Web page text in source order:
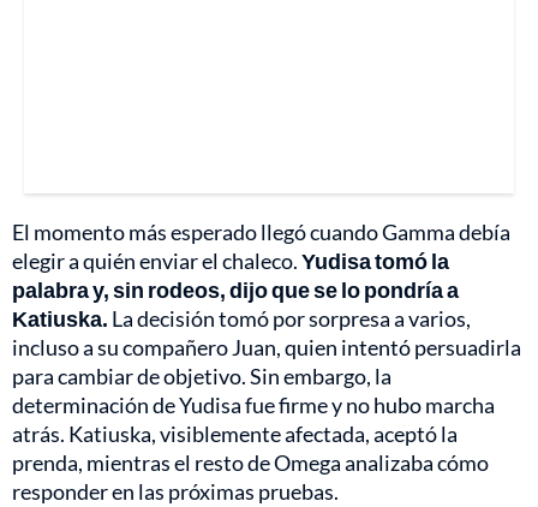
El momento más esperado llegó cuando Gamma debía
elegir a quién enviar el chaleco.Yudisa tomó la
palabra y, sin rodeos, dijo que se lo pondría a
Katiuska. La decisión tomó por sorpresa a varios,
incluso a su compañero Juan, quien intentó persuadirla
para cambiar de objetivo. Sin embargo, la
determinación de Yudisa fue firme y no hubo marcha
atrás. Katiuska, visiblemente afectada, aceptó la
prenda, mientras el resto de Omega analizaba cómo
responder en las próximas pruebas.